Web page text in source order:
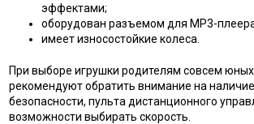
эффектами;
оборудован разъемом для MP3-
имеет износостойкие колеса.
При выборе игрушки родителям совсем
рекомендуют обратить внимание на
безопасности, пульта дистанционного
возможности выбирать скорость.